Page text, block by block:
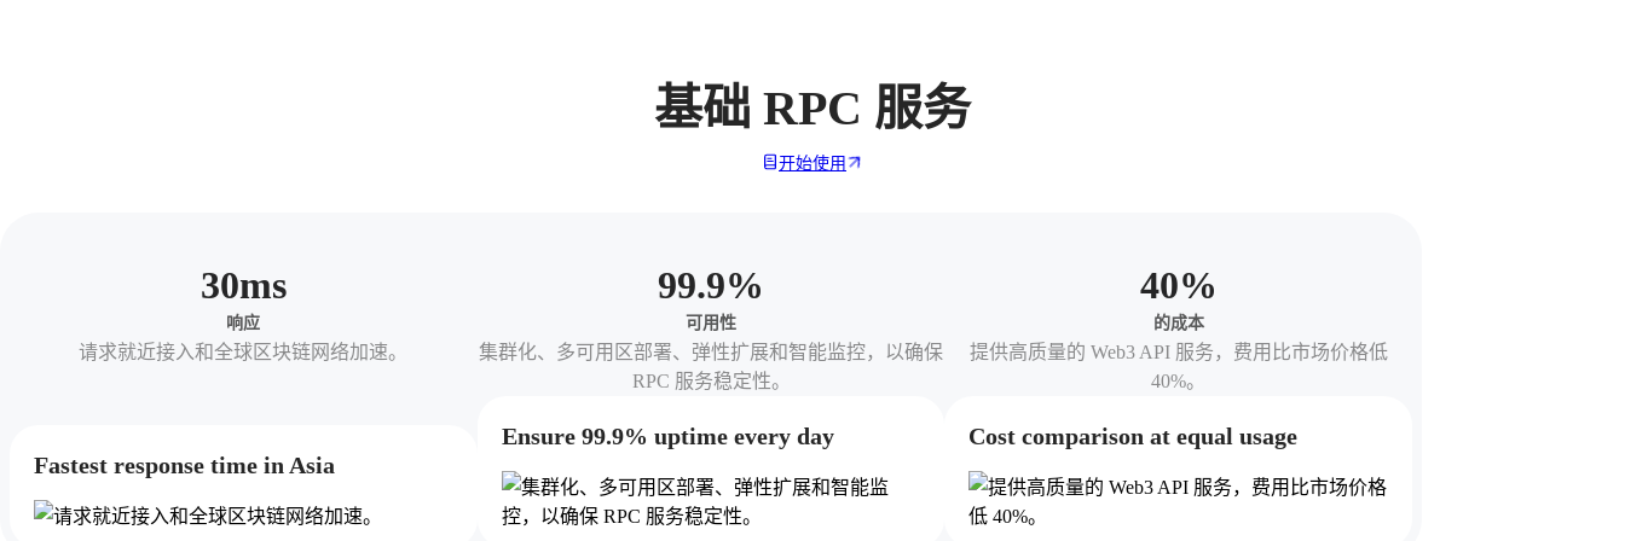
基础 RPC 服务
开始使用
30ms
响应
请求就近接入和全球区块链网络加速。
Fastest response time in Asia
99.9%
可用性
集群化、多可用区部署、弹性扩展和智能监控，以确保
RPC 服务稳定性。
Ensure 99.9% uptime every day
40%
的成本
提供高质量的 Web3 API 服务，费用比市场价格低
40%。
Cost comparison at equal usage